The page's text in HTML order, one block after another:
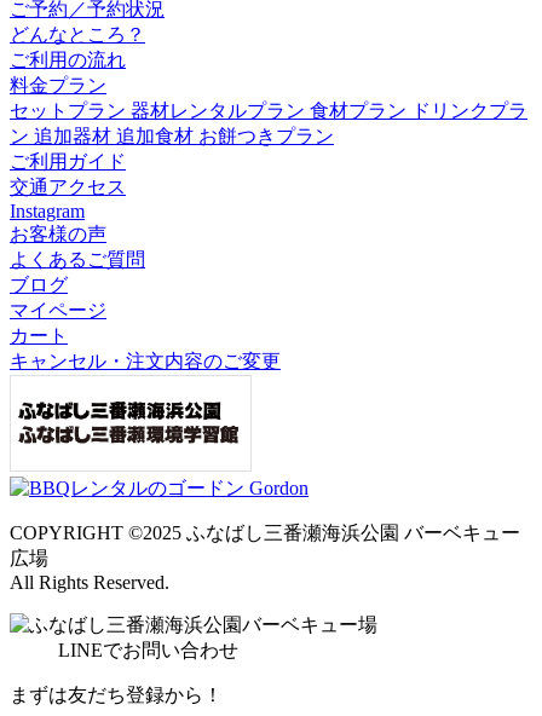
ご予約／予約状況
どんなところ？
ご利用の流れ
料金プラン
セットプラン 器材レンタルプラン 食材プラン ドリンクプラ
ン 追加器材 追加食材 お餅つきプラン
ご利用ガイド
交通アクセス
Instagram
お客様の声
よくあるご質問
ブログ
マイページ
カート
キャンセル・注文内容のご変更
COPYRIGHT ©2025 ふなばし三番瀬海浜公園 バーベキュー
広場
All Rights Reserved.
LINEでお問い合わせ
まずは友だち登録から！